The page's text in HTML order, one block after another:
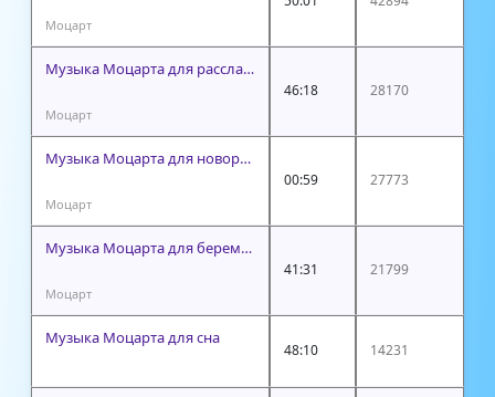
Моцарт
Музыка Моцарта для расслабления
Моцарт
46:18 28170
Музыка Моцарта для новорожденных
Моцарт
00:59 27773
Музыка Моцарта для беременных
Моцарт
41:31 21799
Музыка Моцарта для сна
48:10 14231